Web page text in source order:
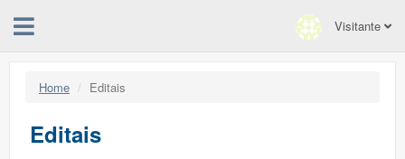
Visitante
Home Editais
Editais